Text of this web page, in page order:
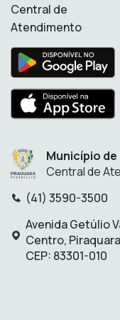
Central de
Atendimento
Município
Central de
(41) 3590-3500
Endereço:
Avenida Getúlio
Centro,
CEP: 83301-010